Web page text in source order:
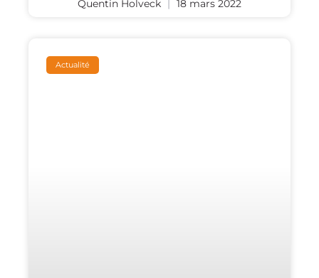
Quentin Holveck 18 mars 2022
Actualité